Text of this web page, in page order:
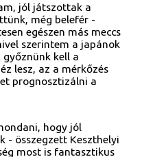
jól játszottak a
még belefér -
egészen más meccs
szerintem a japánok
kell a
lesz, az a mérkőzés
prognosztizálni a
hogy jól
- összegzett Keszthelyi
most is fantasztikus